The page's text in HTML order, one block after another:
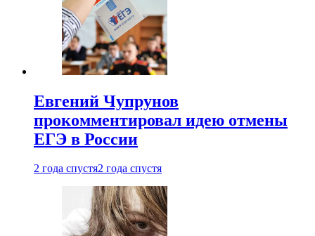
Евгений Чупрунов
прокомментировал идею отмены
ЕГЭ в России
2 года спустя2 года спустя